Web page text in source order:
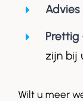
Advies
Prettig
zijn bij
Wilt u meer